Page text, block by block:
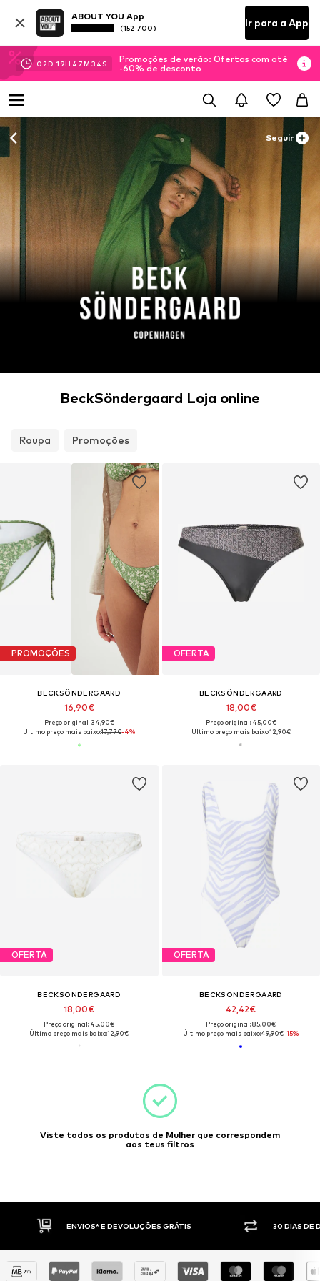
ABOUT YOU App
(152 700) Ir para a App
02D 19H 47M 34 S
Promoções de verão: Ofertas com até
-60% de desconto
Seguir
BeckSöndergaard Loja online
Roupa Promoções
PROMOÇÕES
BECKSÖNDERGAARD
16,90€
Preço original: 34,90€
Último preço mais baixo:17,77€-4%
OFERTA
BECKSÖNDERGAARD
18,00€
Preço original: 45,00€
Último preço mais baixo:12,90€
OFERTA
BECKSÖNDERGAARD
18,00€
Preço original: 45,00€
Último preço mais baixo:12,90€
OFERTA
BECKSÖNDERGAARD
42,42€
Preço original: 85,00€
Último preço mais baixo:49,90€-15%
Viste todos os produtos de Mulher que correspondem
aos teus filtros
ENVIOS* E DEVOLUÇÕES GRÁTIS 30 DIAS DE